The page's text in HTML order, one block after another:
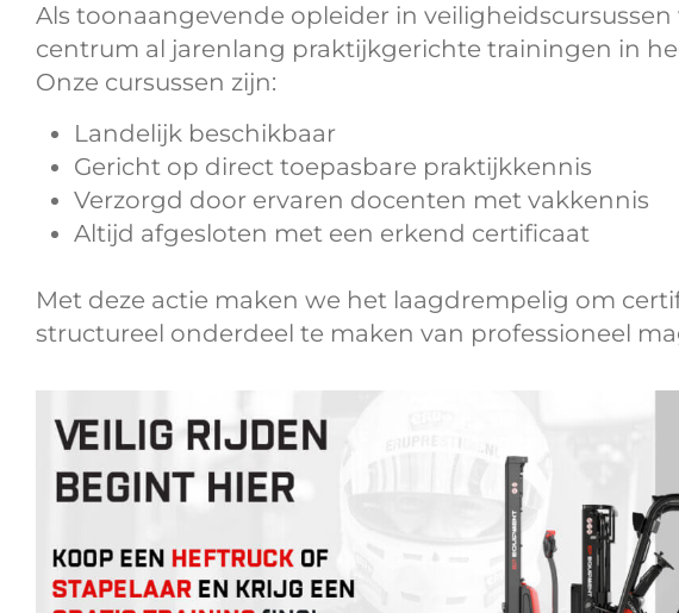
Als toonaangevende opleider in
centrum al jarenlang praktijkgerichte trainingen in
Onze cursussen zijn:
Landelijk beschikbaar
Gericht op direct toepasbare praktijkkennis
Verzorgd door ervaren docenten met vakkennis
Altijd afgesloten met een erkend certificaat
Met deze actie maken we het laagdrempelig om
structureel onderdeel te maken van professioneel